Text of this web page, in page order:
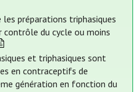
les préparations triphasiques
du cycle ou moins
et triphasiques sont
en contraceptifs de
génération en fonction du